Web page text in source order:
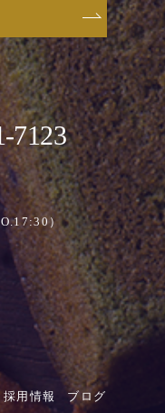
7123
）
採用情報 ブログ